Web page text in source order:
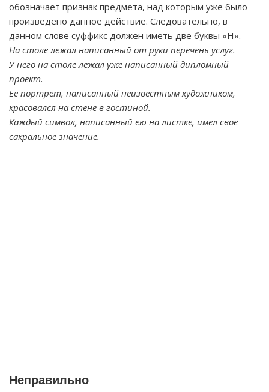
обозначает признак предмета, над которым уже было
произведено данное действие. Следовательно, в
данном слове суффикс должен иметь две буквы «Н».
На столе лежал написанный от руки перечень услуг.
У него на столе лежал уже написанный дипломный
проект.
Ее портрет, написанный неизвестным художником,
красовался на стене в гостиной.
Каждый символ, написанный ею на листке, имел свое
сакральное значение.
Неправильно